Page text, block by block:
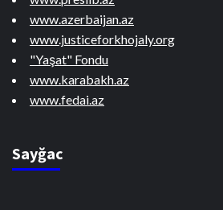
www.azerbaijan.az
www.justiceforkhojaly.org
"Yaşat" Fondu
www.karabakh.az
www.fedai.az
Sayğac